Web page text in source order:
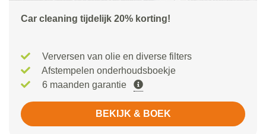
Car cleaning tijdelijk 20% korting!
Verversen van olie en diverse filters
Afstempelen onderhoudsboekje
6 maanden garantie
BEKIJK & BOEK